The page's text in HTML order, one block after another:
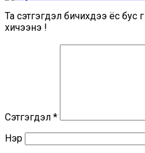
Та сэтгэгдэл бичихдээ ёс бус
хичээнэ үү!
Сэтгэгдэл *
Нэр